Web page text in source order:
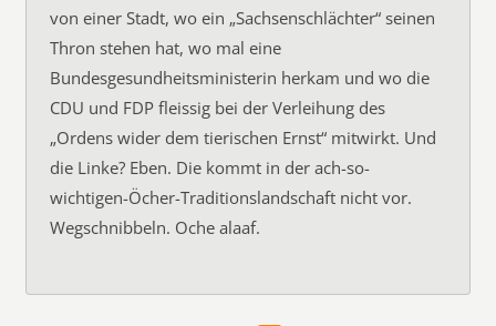
von einer Stadt, wo ein „Sachsenschlächter“ seinen
Thron stehen hat, wo mal eine
Bundesgesundheitsministerin herkam und wo die
CDU und FDP fleissig bei der Verleihung des
„Ordens wider dem tierischen Ernst“ mitwirkt. Und
die Linke? Eben. Die kommt in der ach-so-
wichtigen-Öcher-Traditionslandschaft nicht vor.
Wegschnibbeln. Oche alaaf.